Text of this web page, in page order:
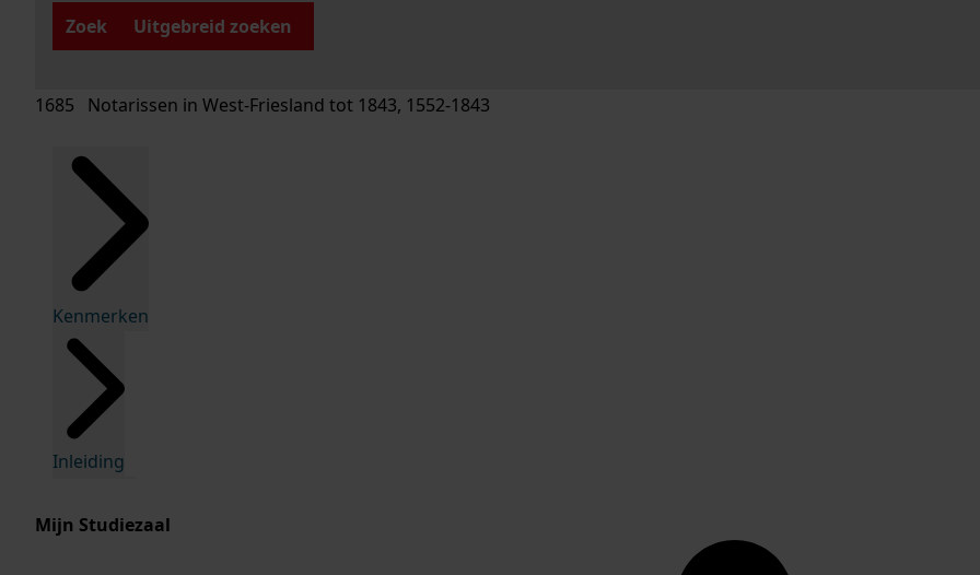
Zoek
Uitgebreid zoeken
1685 Notarissen in West-Friesland tot 1843, 1552-1843
Kenmerken
Inleiding
Mijn Studiezaal